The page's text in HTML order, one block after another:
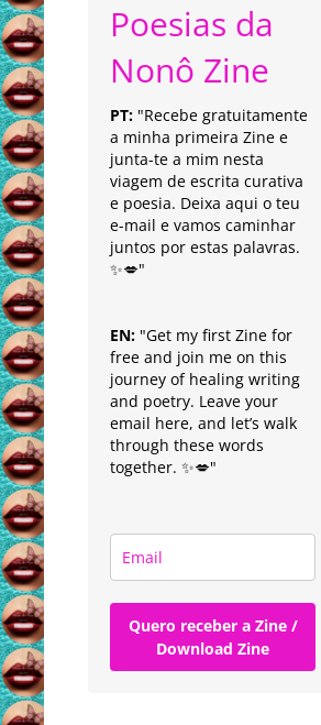
Poesias da
Nonô Zine
PT: "Recebe gratuitamente
a minha primeira Zine e
junta-te a mim nesta
viagem de escrita curativa
e poesia. Deixa aqui o teu
e-mail e vamos caminhar
juntos por estas palavras.
✨💋"
EN: "Get my first Zine for
free and join me on this
journey of healing writing
and poetry. Leave your
email here, and let’s walk
through these words
together. ✨💋"
Quero receber a Zine /
Download Zine